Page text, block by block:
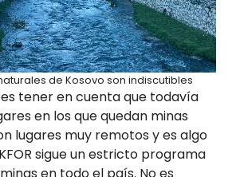
de Kosovo son indiscutibles
tener en cuenta que todavía
en los que quedan minas
lugares muy remotos y es algo
sigue un estricto programa
en todo el país. No es